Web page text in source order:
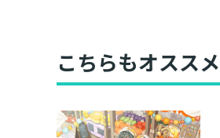
ス）
こちらもオススメ